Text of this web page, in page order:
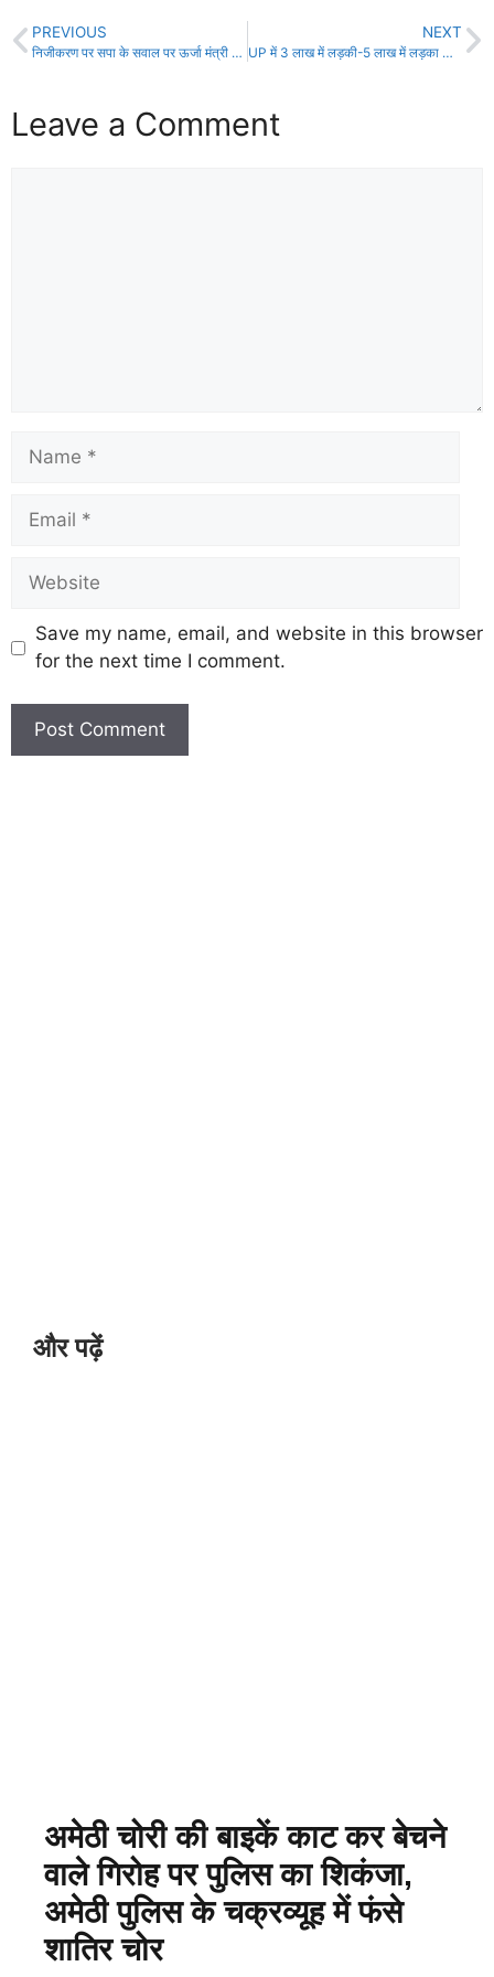
PREVIOUS
निजीकरण पर सपा के सवाल पर ऊर्जा मंत्री का जवाब निजीकरण होगा
NEXT
UP में 3 लाख में लड़की-5 लाख में लड़का खरीदिए: बच्ची सांवली है, 30 हजार कम दे देना… कैमरे पर मासूमों का सौदा
Leave a Comment
Save my name, email, and website in this browser
for the next time I comment.
और पढ़ें
अमेठी चोरी की बाइकें काट कर बेचने
वाले गिरोह पर पुलिस का शिकंजा,
अमेठी पुलिस के चक्रव्यूह में फंसे
शातिर चोर